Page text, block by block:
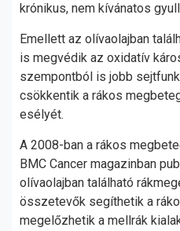
krónikus, nem kívánatos
Emellett az olívaolajban
is megvédik az oxidatív
szempontból is jobb
csökkentik a rákos
esélyét.
A 2008-ban a rákos
BMC Cancer magazinban
olívaolajban található
összetevők segíthetik a
megelőzhetik a mellrák